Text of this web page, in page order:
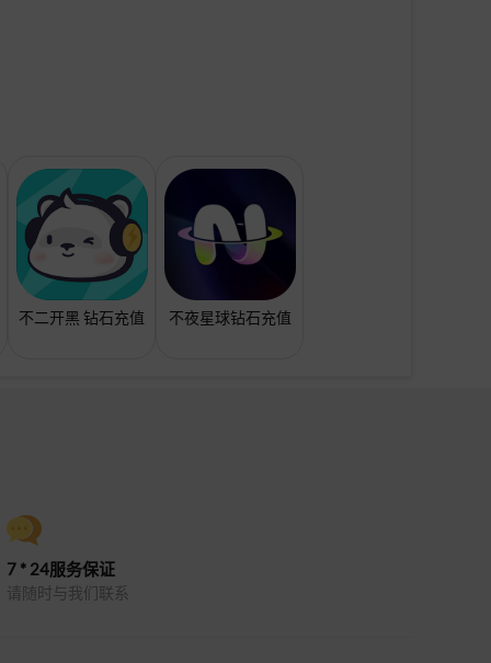
不二开黑 钻石充值 不夜星球钻石充值
7 * 24服务保证
请随时与我们联系